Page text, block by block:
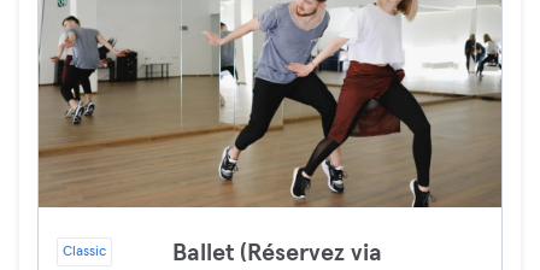
Classic Ballet (Réservez via